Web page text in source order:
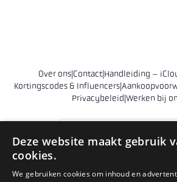
Over ons|Contact|Handleiding –
Kortingscodes & Influencers|
Privacybeleid|Werken bij
Sankt Eriksgatan 28
Deze website maakt gebruik
cookies.
We gebruiken cookies om inhoud en